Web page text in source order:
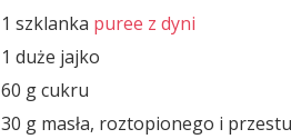
1 szklanka puree z dyni
1 duże jajko
60 g cukru
30 g masła, roztopionego i